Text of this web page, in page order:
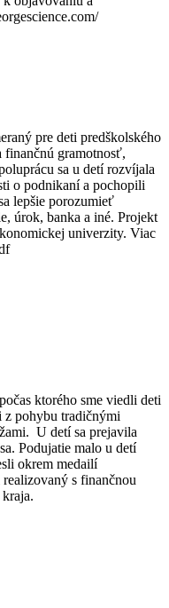
pre deti predškolského
finančnú gramotnosť,
sa u detí rozvíjala
o podnikaní a pochopili
lepšie porozumieť
úrok, banka a iné. Projekt
univerzity. Viac
ktorého sme viedli deti
z pohybu tradičnými
U detí sa prejavila
Podujatie malo u detí
okrem medailí
s finančnou